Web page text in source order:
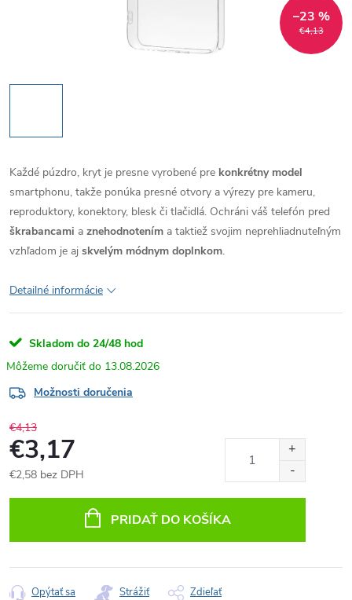
€4,13
–23 %
Každé púzdro, kryt je presne vyrobené pre konkrétny model
smartphonu, takže ponúka presné otvory a výrezy pre kameru,
reproduktory, konektory, blesk či tlačidlá. Ochráni váš telefón pred
škrabancami a znehodnotením a taktiež svojim neprehliadnuteľným
vzhľadom je aj skvelým módnym doplnkom.
Detailné informácie
Skladom do 24/48 hod
13.08.2026
Možnosti doručenia
€4,13
€3,17
€2,58 bez DPH
PRIDAŤ DO KOŠÍKA
Opýtať sa Strážiť Zdieľať